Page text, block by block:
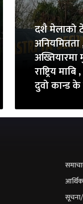
दशै मेलाको
अनियमितता
अख्तियारमा
राष्ट्रिय
दुवो कान्ड
आर्थिक
सूचना/